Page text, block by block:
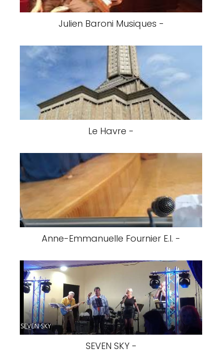
Julien Baroni Musiques -
Le Havre -
Anne-Emmanuelle Fournier E.I. -
SEVEN SKY -